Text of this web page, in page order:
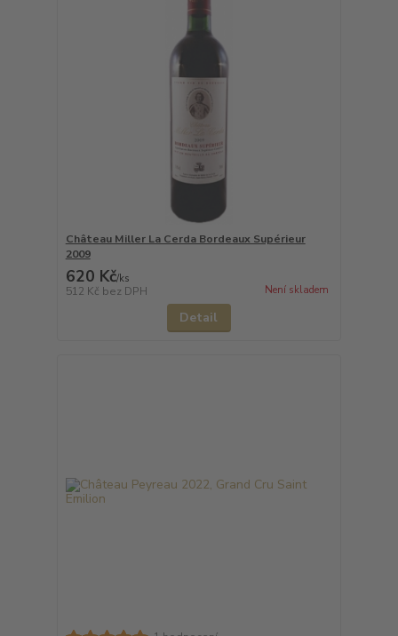
Château Miller La Cerda Bordeaux Supérieur
2009
620 Kč/ks
512 Kč bez DPH Není skladem
Detail